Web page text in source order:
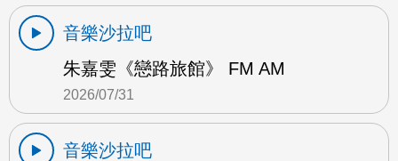
音樂沙拉吧
朱嘉雯《戀路旅館》 FM AM
2026/07/31
音樂沙拉吧